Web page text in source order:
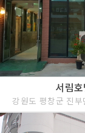
서림호
강원도 평창군 진